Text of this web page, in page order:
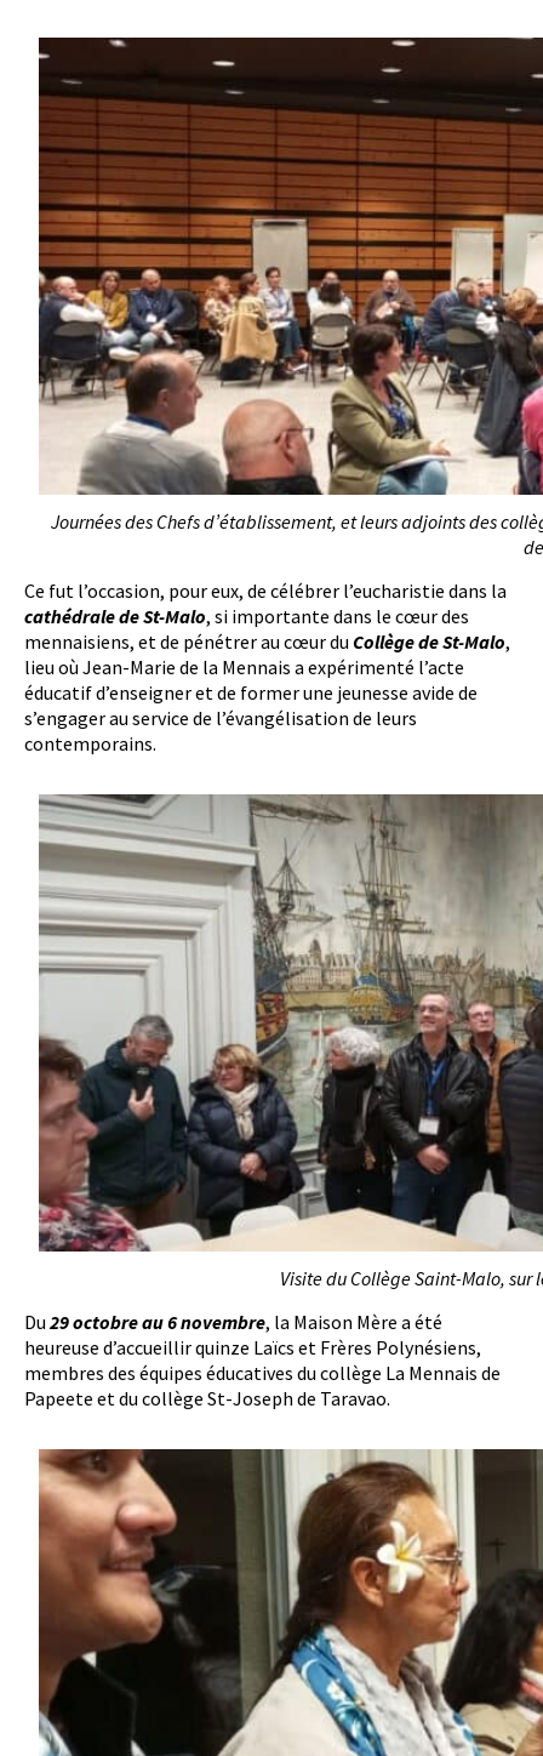
Journées des Chefs d’établissement, et leurs adjoints des
Ce fut l’occasion, pour eux, de célébrer l’eucharistie dans la
cathédrale de St-Malo, si importante dans le cœur des
mennaisiens, et de pénétrer au cœur du Collège de St-Malo,
lieu où Jean-Marie de la Mennais a expérimenté l’acte
éducatif d’enseigner et de former une jeunesse avide de
s’engager au service de l’évangélisation de leurs
contemporains.
Visite du Collège Saint-Malo, sur
Du29 octobre au 6 novembre, la Maison Mère a été
heureuse d’accueillir quinze Laïcs et Frères Polynésiens,
membres des équipes éducatives du collège La Mennais de
Papeete et du collège St-Joseph de Taravao.